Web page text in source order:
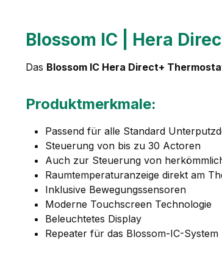
Blossom IC | Hera
Das Blossom IC Hera Direct+
Produktmerkmale:
Passend für alle Standard
Steuerung von bis zu 30 Actoren
Auch zur Steuerung von
Raumtemperaturanzeige direkt am
Inklusive Bewegungssensoren
Moderne Touchscreen Technologie
Beleuchtetes Display
Repeater für das Blossom-IC-System